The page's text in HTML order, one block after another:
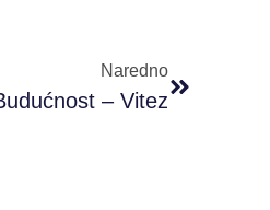
Naredno
– Vitez